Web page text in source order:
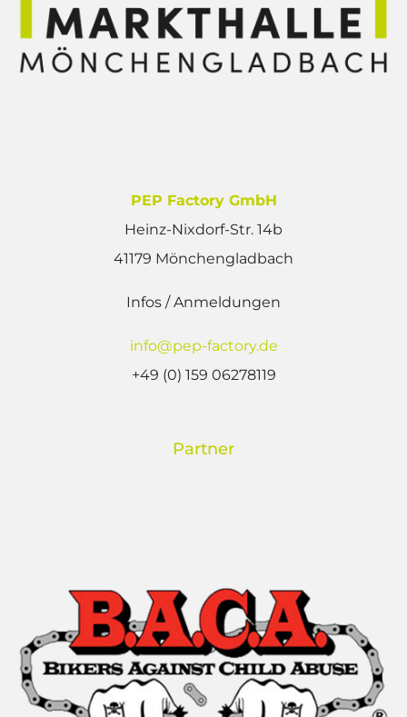
PEP Factory GmbH
Heinz-Nixdorf-Str. 14b
41179 Mönchengladbach
Infos / Anmeldungen
info@pep-factory.de
+49 (0) 159 06278119
Partner